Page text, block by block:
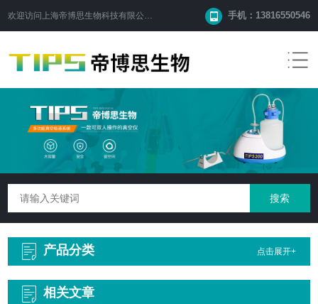
欢迎访问 上海帝博思生物科技有限公司 手机：13816550546
产品分类 点击展开+
相关文章